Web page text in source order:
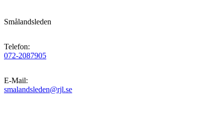
Smålandsleden
Telefon:
072-2087905
E-Mail:
smalandsleden@rjl.se